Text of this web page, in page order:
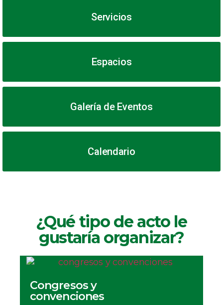
Servicios
Espacios
Galería de Eventos
Calendario
¿Qué tipo de acto le
gustaría organizar?
Congresos y
convenciones